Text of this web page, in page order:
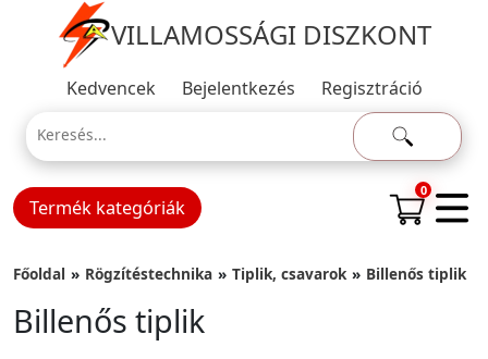
VILLAMOSSÁGI DISZKONT
Kedvencek Bejelentkezés Regisztráció
Termék kategóriák
0
Főoldal Rögzítéstechnika Tiplik, csavarok Billenős tiplik
Billenős tiplik